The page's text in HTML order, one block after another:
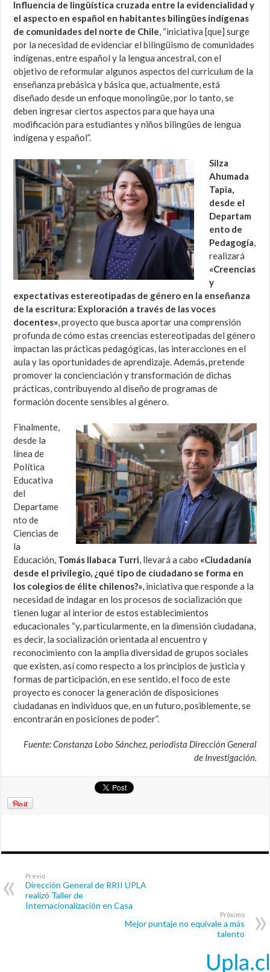
Influencia de lingüística cruzada entre la evidencialidad y
el aspecto en español en habitantes bilingües indígenas
de comunidades del norte de Chile, “iniciativa [que] surge
por la necesidad de evidenciar el bilingüismo de comunidades
indígenas, entre español y la lengua ancestral, con el
objetivo de reformular algunos aspectos del curriculum de la
enseñanza prebásica y básica que, actualmente, está
diseñado desde un enfoque monolingüe, por lo tanto, se
deben ingresar ciertos aspectos para que haya una
modificación para estudiantes y niños bilingües de lengua
indígena y español”.
Silza
Ahumada
Tapia,
desde el
Departam
ento de
Pedagogía,
realizará
«Creencias
y
expectativas estereotipadas de género en la enseñanza
de la escritura: Exploración a través de las voces
docentes», proyecto que busca aportar una comprensión
profunda de cómo estas creencias estereotipadas del género
impactan las prácticas pedagógicas, las interacciones en el
aula y las oportunidades de aprendizaje. Además, pretende
promover la concienciación y transformación de dichas
prácticas, contribuyendo al diseño de programas de
formación docente sensibles al género.
Finalmente,
desde la
línea de
Política
Educativa
del
Departame
nto de
Ciencias de
la
Educación, Tomás Ilabaca Turri, llevará a cabo «Ciudadanía
desde el privilegio, ¿qué tipo de ciudadano se forma en
los colegios de élite chilenos?», iniciativa que responde a la
necesidad de indagar en los procesos de socialización que
tienen lugar al interior de estos establecimientos
educacionales “y, particularmente, en la dimensión ciudadana,
es decir, la socialización orientada al encuentro y
reconocimiento con la amplia diversidad de grupos sociales
que existen, así como respecto a los principios de justicia y
formas de participación, en ese sentido, el foco de este
proyecto es conocer la generación de disposiciones
ciudadanas en individuos que, en un futuro, posiblemente, se
encontrarán en posiciones de poder”.
Fuente: Constanza Lobo Sánchez, periodista Dirección General
de Investigación.
Previo
Dirección General de RRII UPLA
realizó Taller de
Internacionalización en Casa
Próximo
Mejor puntaje no equivale a más
talento